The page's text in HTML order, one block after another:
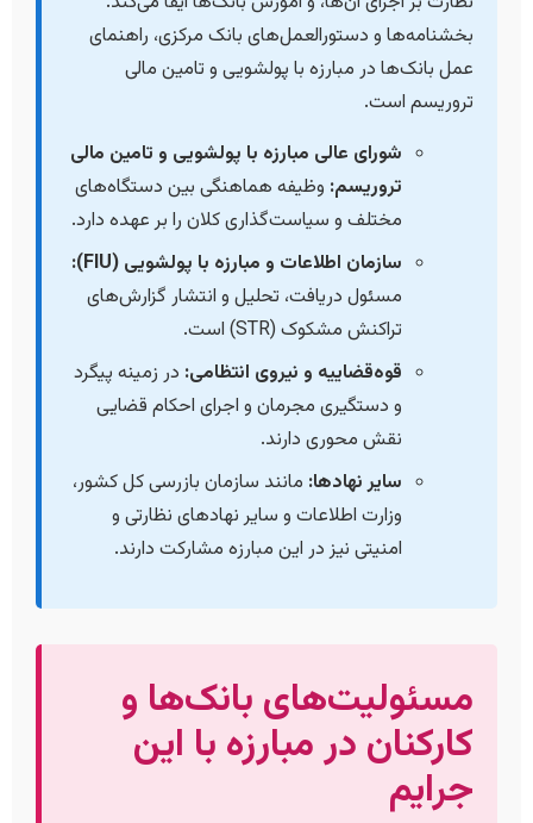
بخشنامه‌ها و دستورالعمل‌های بانک مرکزی، راهنمای
عمل بانک‌ها در مبارزه با پولشویی و تامین مالی
تروریسم است.
شورای عالی مبارزه با پولشویی و تامین مالی
تروریسم: وظیفه هماهنگی بین دستگاه‌های
مختلف و سیاست‌گذاری کلان را بر عهده دارد.
سازمان اطلاعات و مبارزه با پولشویی (FIU):
مسئول دریافت، تحلیل و انتشار گزارش‌های
تراکنش مشکوک (STR) است.
قوه‌قضاییه و نیروی انتظامی: در زمینه پیگرد
و دستگیری مجرمان و اجرای احکام قضایی
نقش محوری دارند.
سایر نهادها: مانند سازمان بازرسی کل کشور،
وزارت اطلاعات و سایر نهادهای نظارتی و
امنیتی نیز در این مبارزه مشارکت دارند.
مسئولیت‌های بانک‌ها و
کارکنان در مبارزه با این
جرایم